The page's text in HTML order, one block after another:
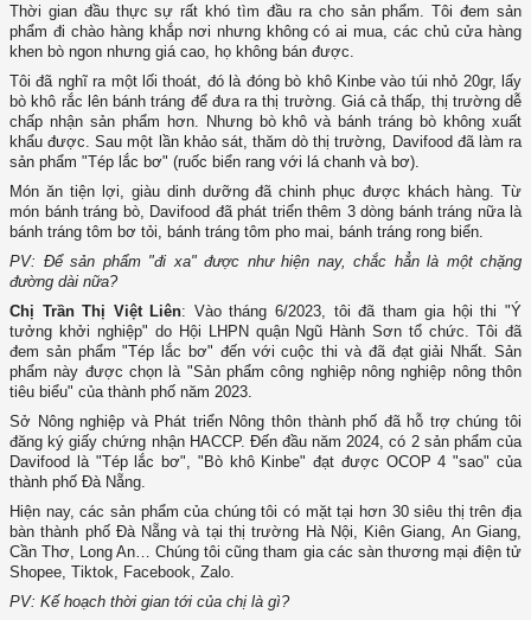
Thời gian đầu thực sự rất khó tìm đầu ra cho sản phẩm. Tôi đem sản
phẩm đi chào hàng khắp nơi nhưng không có ai mua, các chủ cửa hàng
khen bò ngon nhưng giá cao, họ không bán được.
Tôi đã nghĩ ra một lối thoát, đó là đóng bò khô Kinbe vào túi nhỏ 20gr, lấy
bò khô rắc lên bánh tráng để đưa ra thị trường. Giá cả thấp, thị trường dễ
chấp nhận sản phẩm hơn. Nhưng bò khô và bánh tráng bò không xuất
khẩu được. Sau một lần khảo sát, thăm dò thị trường, Davifood đã làm ra
sản phẩm "Tép lắc bơ" (ruốc biển rang với lá chanh và bơ).
Món ăn tiện lợi, giàu dinh dưỡng đã chinh phục được khách hàng. Từ
món bánh tráng bò, Davifood đã phát triển thêm 3 dòng bánh tráng nữa là
bánh tráng tôm bơ tỏi, bánh tráng tôm pho mai, bánh tráng rong biển.
PV: Để sản phẩm "đi xa" được như hiện nay, chắc hẳn là một chặng
đường dài nữa?
Chị Trần Thị Việt Liên: Vào tháng 6/2023, tôi đã tham gia hội thi "Ý
tưởng khởi nghiệp" do Hội LHPN quận Ngũ Hành Sơn tổ chức. Tôi đã
đem sản phẩm "Tép lắc bơ" đến với cuộc thi và đã đạt giải Nhất. Sản
phẩm này được chọn là "Sản phẩm công nghiệp nông nghiệp nông thôn
tiêu biểu" của thành phố năm 2023.
Sở Nông nghiệp và Phát triển Nông thôn thành phố đã hỗ trợ chúng tôi
đăng ký giấy chứng nhận HACCP. Đến đầu năm 2024, có 2 sản phẩm của
Davifood là "Tép lắc bơ", "Bò khô Kinbe" đạt được OCOP 4 "sao" của
thành phố Đà Nẵng.
Hiện nay, các sản phẩm của chúng tôi có mặt tại hơn 30 siêu thị trên địa
bàn thành phố Đà Nẵng và tại thị trường Hà Nội, Kiên Giang, An Giang,
Cần Thơ, Long An… Chúng tôi cũng tham gia các sàn thương mại điện tử
Shopee, Tiktok, Facebook, Zalo.
PV: Kế hoạch thời gian tới của chị là gì?